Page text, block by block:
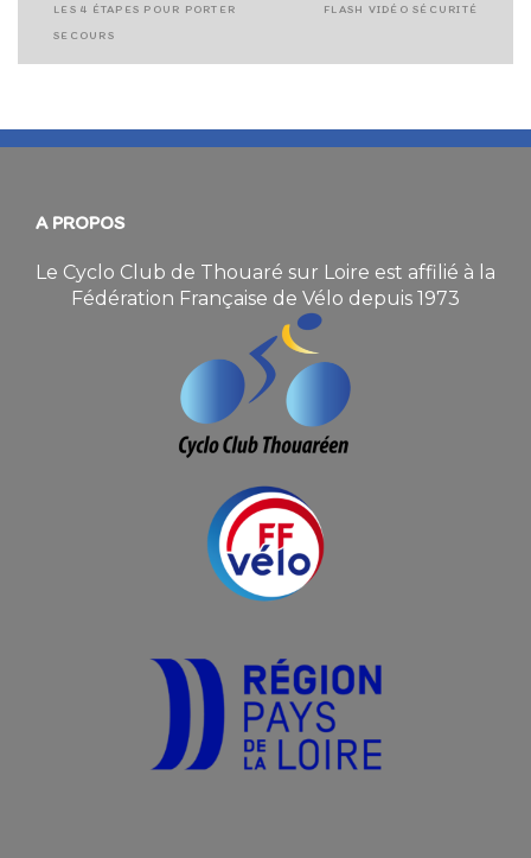
Navigation
de
LES 4 ÉTAPES POUR PORTER
SECOURS
FLASH VIDÉO SÉCURITÉ
A PROPOS
Le Cyclo Club de Thouaré sur Loire est affilié à la
Fédération Française de Vélo depuis 1973